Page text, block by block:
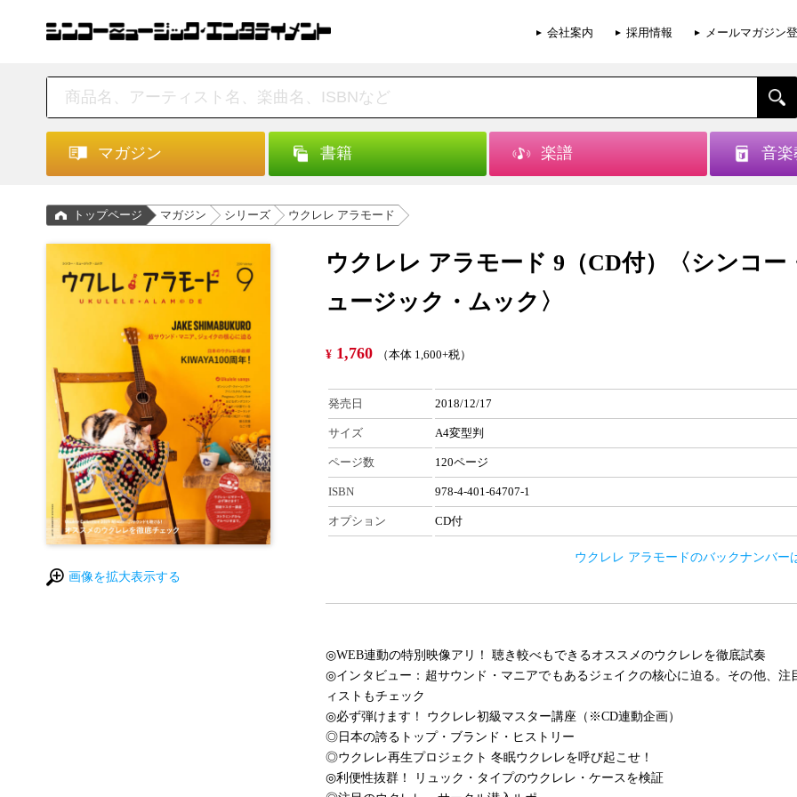
会社案内 採用情報 メールマガジン
マガジン 書籍 楽譜 音楽
トップページ マガジン シリーズ ウクレレ アラモード
画像を拡大表示する
ウクレレ アラモード 9（CD付）〈シンコー
ュージック・ムック〉
¥ 1,760 （本体 1,600+税）
発売日 2018/12/17
サイズ A4変型判
ページ数 120ページ
ISBN 978-4-401-64707-1
オプション CD付
ウクレレ アラモードのバックナンバー
◎WEB連動の特別映像アリ！ 聴き較べもできるオススメのウクレレを徹底試奏
◎インタビュー：超サウンド・マニアでもあるジェイクの核心に迫る。その他、注
ィストもチェック
◎必ず弾けます！ ウクレレ初級マスター講座（※CD連動企画）
◎日本の誇るトップ・ブランド・ヒストリー
◎ウクレレ再生プロジェクト 冬眠ウクレレを呼び起こせ！
◎利便性抜群！ リュック・タイプのウクレレ・ケースを検証